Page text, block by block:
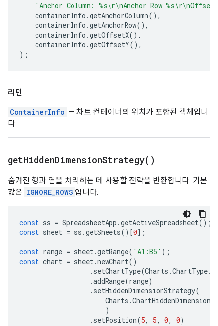
'Anchor Column: %s\r\nAnchor Row
containerInfo .getAnchorColumn(),
containerInfo .getAnchorRow(),
containerInfo .getOffsetX(),
containerInfo .getOffsetY(),
);
리턴
ContainerInfo — 차트 컨테이너의 위치가 포함된 객체입니
다.
getHiddenDimensionStrategy( )
숨겨진 행과 열을 처리하는 데 사용할 전략을 반환합니다. 기본
값은 IGNORE_ROWS 입니다.
const ss = SpreadsheetApp .getActiveSpreadsheet();
const sheet = ss .getSheets()[0];
const range = sheet.getRange( 'A1:B5' );
const chart = sheet.newChart()
. setChartType(Charts .ChartType.
.addRange(range)
. setHiddenDimensionStrategy(
Charts .
)
. setPosition(5, 5, 0, 0)